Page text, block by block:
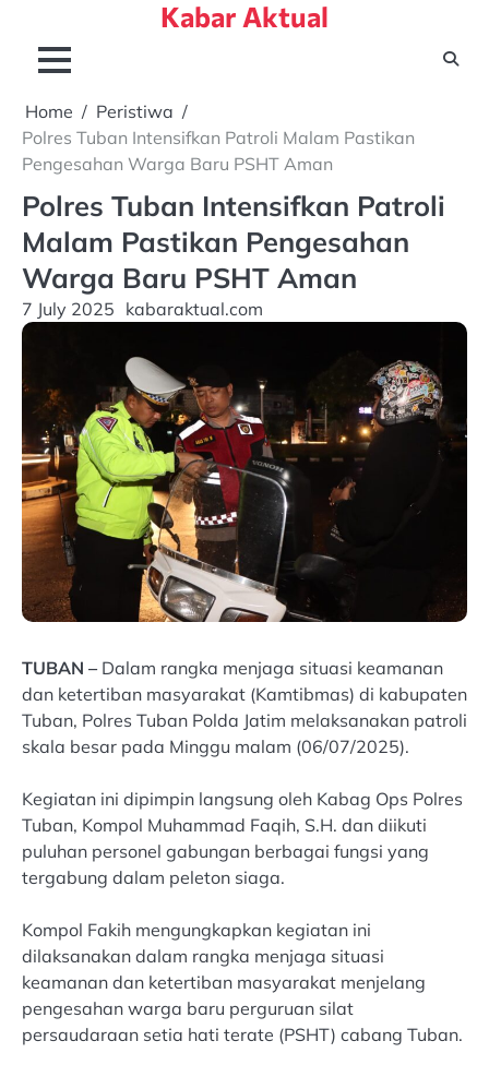
content
Kabar Aktual
Home
Peristiwa
Polres Tuban Intensifkan Patroli Malam Pastikan
Pengesahan Warga Baru PSHT Aman
Polres Tuban Intensifkan Patroli
Malam Pastikan Pengesahan
Warga Baru PSHT Aman
7 July 2025 kabaraktual.com
TUBAN –Dalam rangka menjaga situasi keamanan
dan ketertiban masyarakat (Kamtibmas) di kabupaten
Tuban, Polres Tuban Polda Jatim melaksanakan patroli
skala besar pada Minggu malam (06/07/2025).
Kegiatan ini dipimpin langsung oleh Kabag Ops Polres
Tuban, Kompol Muhammad Faqih, S.H. dan diikuti
puluhan personel gabungan berbagai fungsi yang
tergabung dalam peleton siaga.
Kompol Fakih mengungkapkan kegiatan ini
dilaksanakan dalam rangka menjaga situasi
keamanan dan ketertiban masyarakat menjelang
pengesahan warga baru perguruan silat
persaudaraan setia hati terate (PSHT) cabang Tuban.